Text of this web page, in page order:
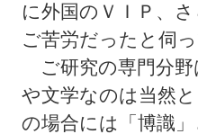
に外国のＶＩＰ、
ご苦労だったと伺っ
ご研究の専門分野
や文学なのは当然
の場合には「博識